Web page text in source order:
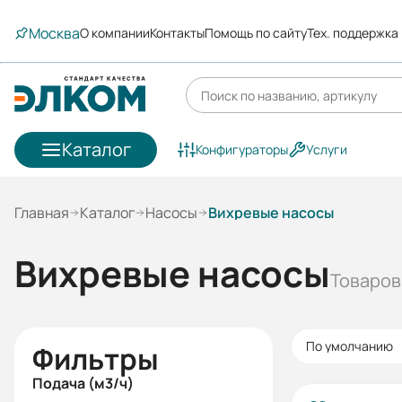
МоскваО компанииКонтактыПомощь по сайтуТех. поддержка
Каталог Конфигураторы Услуги
Главная Каталог Насосы Вихревые насосы
Вихревые насосы
Фильтры
Подача (м3/ч)
По умолчанию